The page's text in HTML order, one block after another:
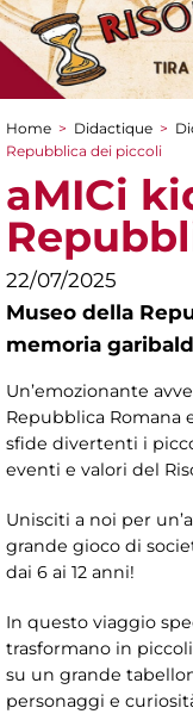
You are here
Home > Didactique >
Repubblica dei piccoli
aMICi
22/07/2025
Museo della
memoria
Un’emozionante
Repubblica Romana
sfide divertenti i
eventi e valori del
Unisciti a noi per
grande gioco di
dai 6 ai 12 anni!
In questo viaggio
trasformano in
su un grande
personaggi e